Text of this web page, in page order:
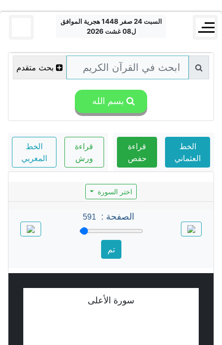
السبت 24 صفر 1448 هجرية الموافق
ل08 غشت 2026
بحث متقدم
بسم الله
الخط
العثماني
قراءة
حفص
قراءة
ورش
الخط
المغربي
اختر السورة
الصفحة : 591
تم
سورة الأعلى